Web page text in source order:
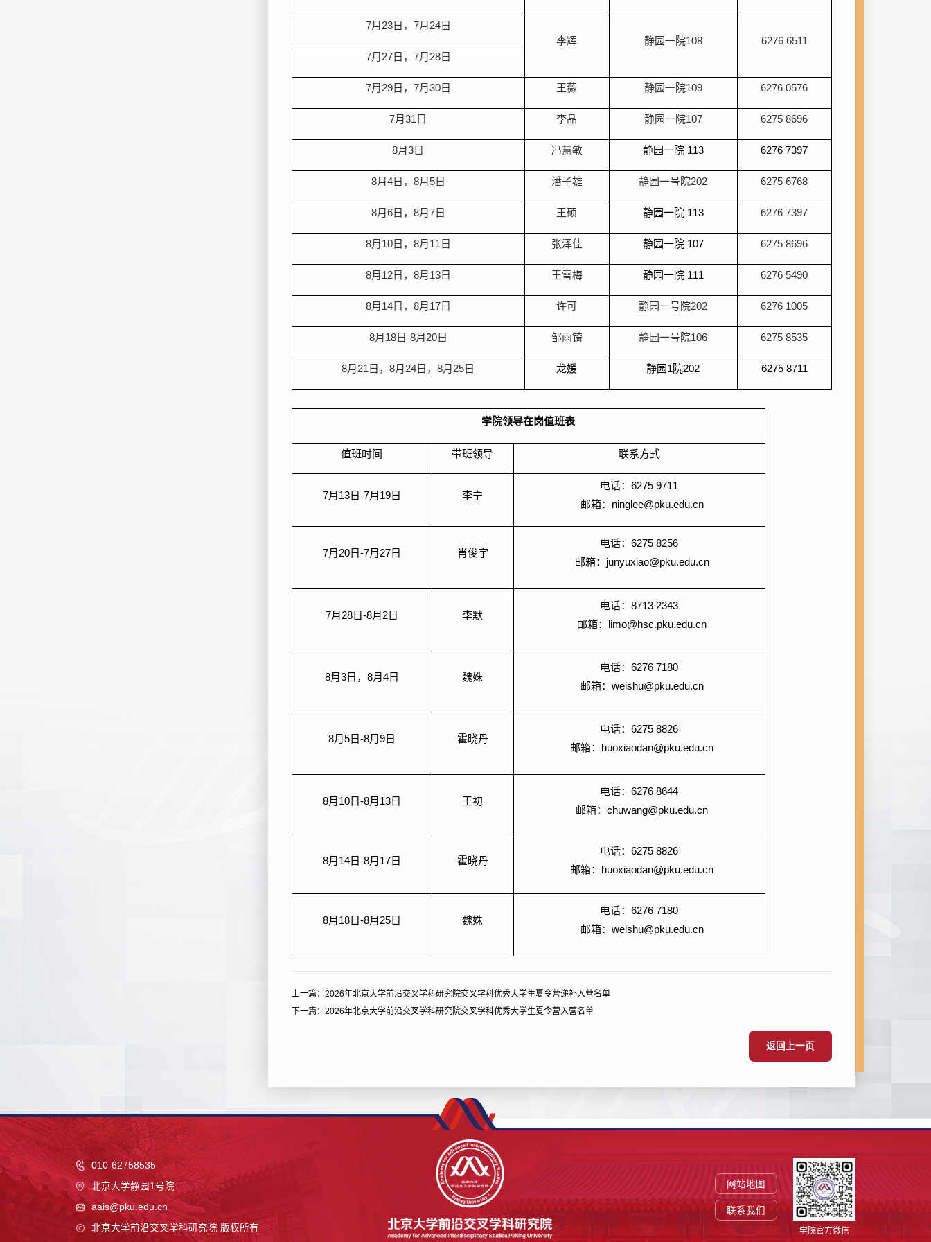
7月 23日， 7月 24日
李辉
静园一院108
6276 6511
7月 27日， 7月 28日
7月 29日， 7月30日 王薇 静园一院109 6276 0576
7月31 日 李晶 静园一院107 6275 8696
8月3日 冯慧敏 静园一院113 6276 7397
8月4日， 8月5日 潘子雄 静园一号院202 6275 6768
8月6日， 8月7日 王硕 静园一院113 6276 7397
8月 10日， 8月 11 日 张泽佳 静园一院107 6275 8696
8月 12日， 8月 13日 王雪梅 静园一院111 6276 5490
8月 14日， 8月 17日 许可 静园一号院202 6276 1005
8月 18日-8月 20日 邹雨锜 静园一号院106 6275 8535
8月 21 日，8月 24日，8月 25日 龙媛 静园1院202 6275 8711
学院领导在岗值班表
值班时间 带班领导 联系方式
7月 13日-7月 19日 李宁
电话：6275 9711
邮箱： ninglee@pku.edu.cn
7月 20日-7月 27日 肖俊宇
电话：6275 8256
邮箱： junyuxiao@pku.edu.cn
7月 28日-8月 2日 李默
电话：8713 2343
邮箱： limo@hsc.pku.edu.cn
8月3日， 8月4日 魏姝
电话：6276 7180
邮箱： weishu@pku.edu.cn
8月5日-8月9日 霍晓丹
电话：6275 8826
邮箱： huoxiaodan@pku.edu.cn
8月 10日-8月 13日 王初
电话：6276 8644
邮箱：chuwang@pku.edu.cn
8月 14日-8月 17日 霍晓丹
电话：6275 8826
邮箱： huoxiaodan@pku.edu.cn
8月 18日-8月 25日 魏姝
电话：6276 7180
邮箱： weishu@pku.edu.cn
上一篇： 2026年北京大学前沿交叉学科研究院交叉学科优秀大学生夏令营递补入营名单
下一篇： 2026年北京大学前沿交叉学科研究院交叉学科优秀大学生夏令营入营名单
返回上一页
010-62758535
北京大学静园1号院
aais@pku.edu.cn
北京大学前沿交叉学科研究院 版权所有
网站地图
联系我们
学院官方微信